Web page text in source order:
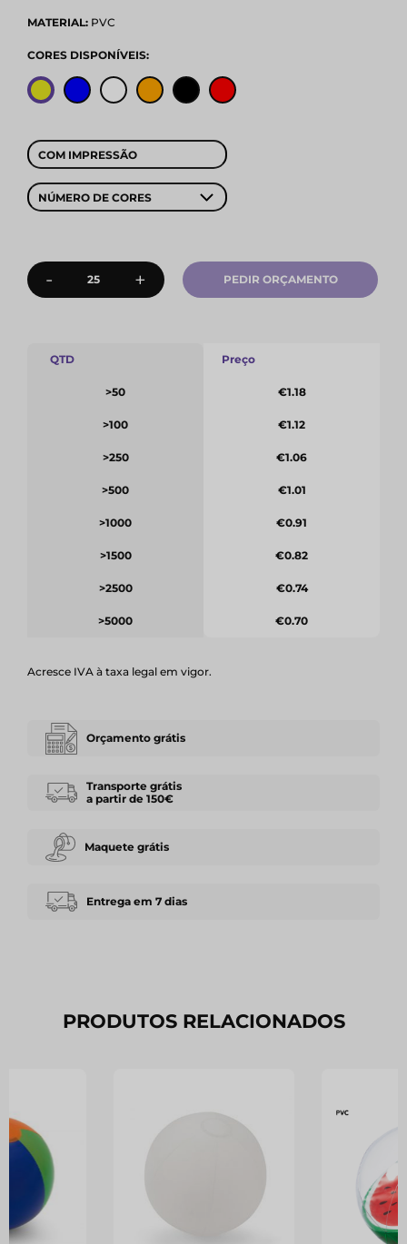
MATERIAL: PVC
CORES DISPONÍVEIS:
COM IMPRESSÃO
NÚMERO DE CORES
- + PEDIR ORÇAMENTO
QTD
>50
>100
>250
>500
>1000
>1500
>2500
>5000
Preço
€1.18
€1.12
€1.06
€1.01
€0.91
€0.82
€0.74
€0.70
Acresce IVA à taxa legal em vigor.
Orçamento grátis
Transporte grátis
a partir de 150€
Maquete grátis
Entrega em 7 dias
PRODUTOS RELACIONADOS